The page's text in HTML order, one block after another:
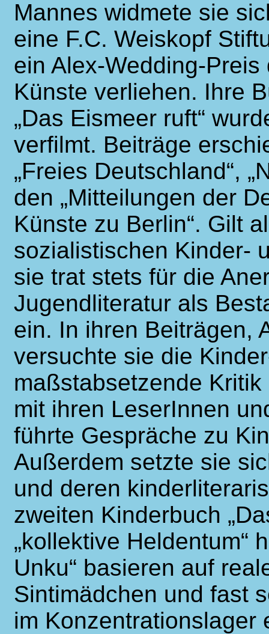
Mannes widmete sie
eine F.C. Weiskopf
ein Alex-Wedding-
Künste verliehen. Ihre
„Das Eismeer ruft“
verfilmt. Beiträge
„Freies Deutschland“,
den „Mitteilungen der
Künste zu Berlin“. Gilt
sozialistischen Kinder-
sie trat stets für die
Jugendliteratur als
ein. In ihren Beiträgen,
versuchte sie die
maßstabsetzende
mit ihren LeserInnen
führte Gespräche zu
Außerdem setzte sie
und deren
zweiten Kinderbuch
„kollektive Heldentum“
Unku“ basieren auf
Sintimädchen und fast
im Konzentrationslager